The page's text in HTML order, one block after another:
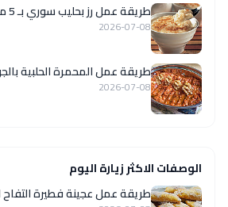
طريقة عمل رز بحليب سوري بـ 5 مكونات
2026-07-08
طريقة عمل المحمرة الحلبية
2026-07-08
الوصفات الاكثر زيارة اليوم
طريقة عمل عجينة فطيرة التفاح